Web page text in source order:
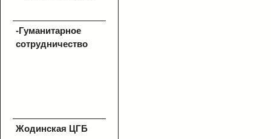
-Гуманитарное
сотрудничество
Жодинская ЦГБ